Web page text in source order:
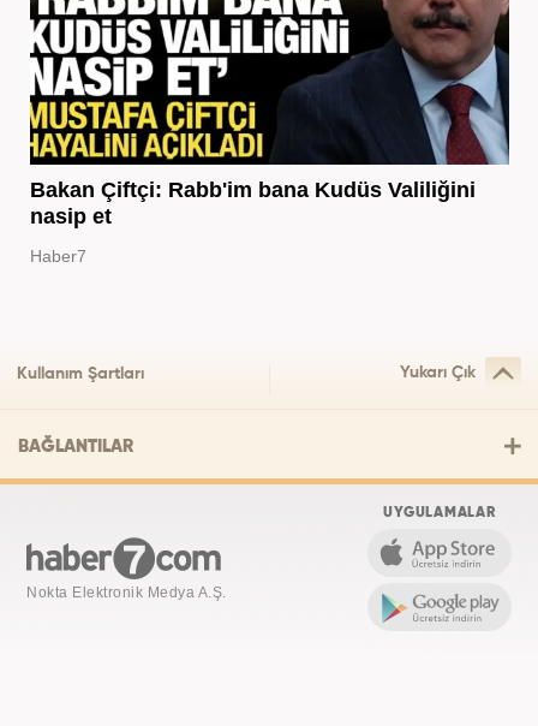
Bakan Çiftçi: Rabb'im bana Kudüs Valiliğini
nasip et
Haber7
Kullanım Şartları Yukarı Çık
BAĞLANTILAR
Nokta Elektronik Medya A.Ş.
UYGULAMALAR